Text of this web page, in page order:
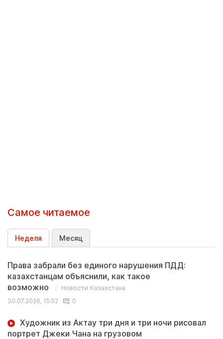
Самое читаемое
Неделя Месяц
Права забрали без единого нарушения ПДД:
казахстанцам объяснили, как такое
возможно
Новости Казахстана
30.07.2026, 15:52
0
Художник из Актау три дня и три ночи рисовал
портрет Джеки Чана на грузовом